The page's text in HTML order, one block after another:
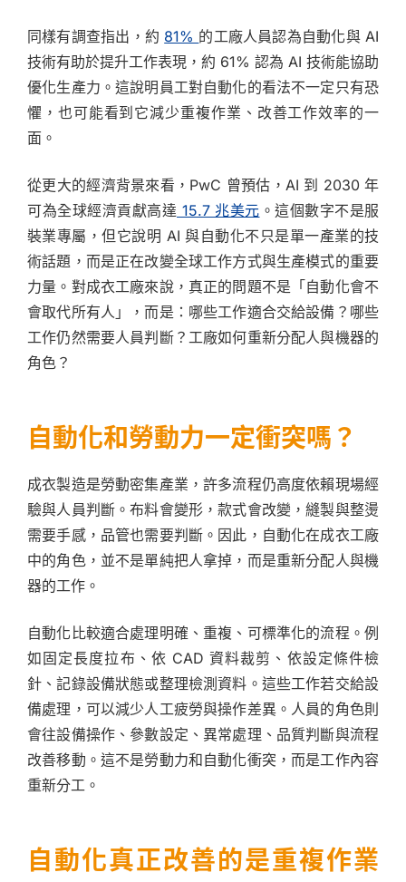
同樣有調查指出，約 81% 的工廠人員認為自動化與 AI
技術有助於提升工作表現，約 61% 認為 AI 技術能協助
優化生產力。這說明員工對自動化的看法不一定只有恐
懼，也可能看到它減少重複作業、改善工作效率的一
面。
從更大的經濟背景來看，PwC 曾預估，AI 到 2030 年
可為全球經濟貢獻高達 15.7 兆美元 。這個數字不是服
裝業專屬，但它說明 AI 與自動化不只是單一產業的技
術話題，而是正在改變全球工作方式與生產模式的重要
力量。對成衣工廠來說，真正的問題不是「自動化會不
會取代所有人」，而是：哪些工作適合交給設備？哪些
工作仍然需要人員判斷？工廠如何重新分配人與機器的
角色？
自動化和勞動力一定衝突嗎？
成衣製造是勞動密集產業，許多流程仍高度依賴現場經
驗與人員判斷。布料會變形，款式會改變，縫製與整燙
需要手感，品管也需要判斷。因此，自動化在成衣工廠
中的角色，並不是單純把人拿掉，而是重新分配人與機
器的工作。
自動化比較適合處理明確、重複、可標準化的流程。例
如固定長度拉布、依 CAD 資料裁剪、依設定條件檢
針、記錄設備狀態或整理檢測資料。這些工作若交給設
備處理，可以減少人工疲勞與操作差異。人員的角色則
會往設備操作、參數設定、異常處理、品質判斷與流程
改善移動。這不是勞動力和自動化衝突，而是工作內容
重新分工。
自動化真正改善的是重複作業